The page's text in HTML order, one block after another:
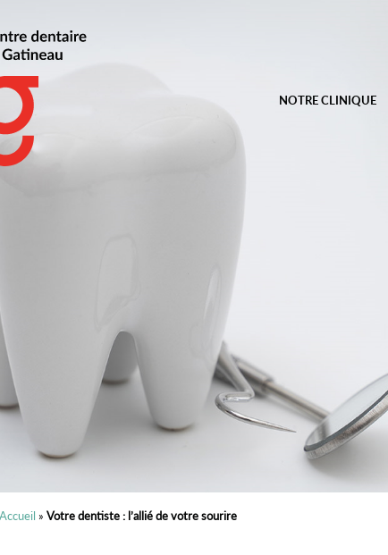
NOTRE CLINIQUE
Accueil »Votre dentiste : l’allié de votre sourire